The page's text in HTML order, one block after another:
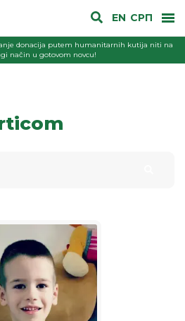
EN СРП
donacija putem humanitarnih kutija niti na
način u gotovom novcu!